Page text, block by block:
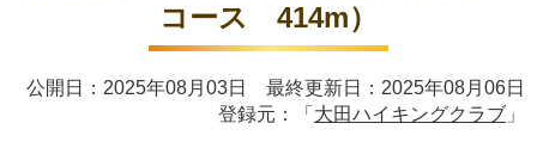
コース 414m）
公開日：2025年08月03日 最終更新日：2025年08月06日
登録元：「 大田ハイキングクラブ 」